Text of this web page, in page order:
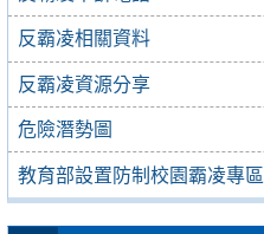
反霸凌相關資料
反霸凌資源分享
危險潛勢圖
教育部設置防制校園霸凌專區